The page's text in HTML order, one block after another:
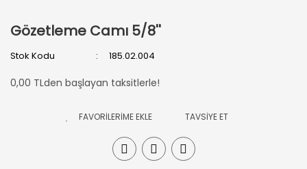
Gözetleme Camı 5/8''
Stok Kodu 185.02.004
0,00 TLden başlayan taksitlerle!
TAVSİYE ET